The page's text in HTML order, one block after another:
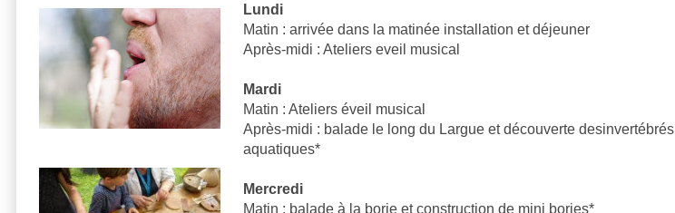
Lundi
Matin : arrivée dans la matinée installation et déjeuner
Après-midi : Ateliers eveil musical
Mardi
Matin : Ateliers éveil musical
Après-midi : balade le long du Largue et découverte desinvertébrés
aquatiques*
Mercredi
Matin : balade à la borie et construction de mini bories*